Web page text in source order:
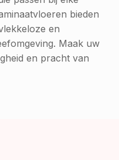
bieden
en
Maak uw
en pracht van